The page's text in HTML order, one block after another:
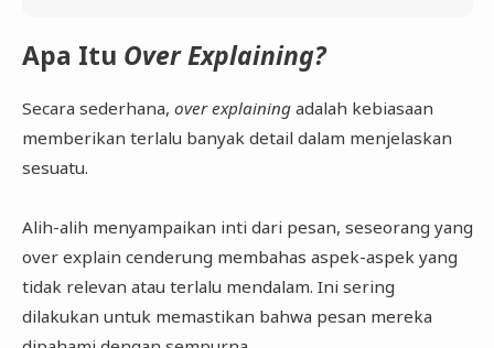
Apa Itu Over Explaining?
Secara sederhana, over explaining adalah kebiasaan
memberikan terlalu banyak detail dalam menjelaskan
sesuatu.
Alih-alih menyampaikan inti dari pesan, seseorang yang
over explain cenderung membahas aspek-aspek yang
tidak relevan atau terlalu mendalam. Ini sering
dilakukan untuk memastikan bahwa pesan mereka